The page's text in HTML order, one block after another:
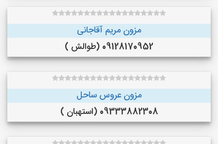
مزون مریم آقاجانی
09128170952 (طوالش )
مزون عروس ساحل
09333882308 (استهبان )